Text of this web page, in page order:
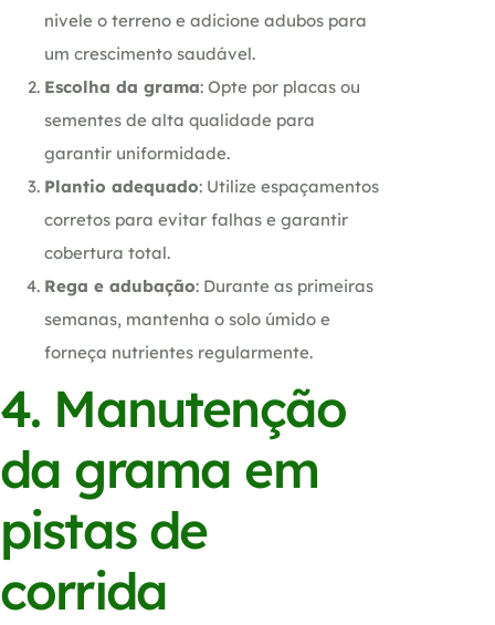
nivele o terreno e adicione adubos para
um crescimento saudável.
Escolha da grama: Opte por placas ou
sementes de alta qualidade para
garantir uniformidade.
Plantio adequado: Utilize espaçamentos
corretos para evitar falhas e garantir
cobertura total.
Rega e adubação: Durante as primeiras
semanas, mantenha o solo úmido e
forneça nutrientes regularmente.
4. Manutenção
da grama em
pistas de
corrida